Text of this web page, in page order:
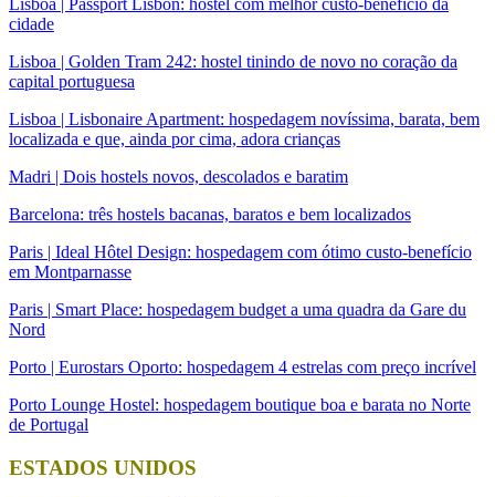
Lisboa | Passport Lisbon: hostel com melhor custo-benefício da
cidade
Lisboa | Golden Tram 242: hostel tinindo de novo no coração da
capital portuguesa
Lisboa | Lisbonaire Apartment: hospedagem novíssima, barata, bem
localizada e que, ainda por cima, adora crianças
Madri | Dois hostels novos, descolados e baratim
Barcelona: três hostels bacanas, baratos e bem localizados
Paris | Ideal Hôtel Design: hospedagem com ótimo custo-benefício
em Montparnasse
Paris | Smart Place: hospedagem budget a uma quadra da Gare du
Nord
Porto | Eurostars Oporto: hospedagem 4 estrelas com preço incrível
Porto Lounge Hostel: hospedagem boutique boa e barata no Norte
de Portugal
ESTADOS UNIDOS